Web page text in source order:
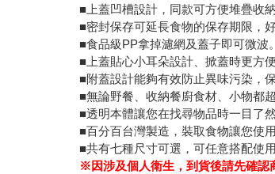
■上蓋凹槽設計，同款可方便堆疊收
■密封保存可延長食物的保存期限，好
■食品級PP拿掉濾網及蓋子即可微波。
■上蓋貼心小耳朵設計、掀蓋時更方便
■附蓋設計能夠有效防止異味污染，
■無論野餐、收納餐廚食材、小物都
■透明本體讓您在找尋物品時一目了
■百分百台灣製造，裝取食物讓您使用
■共有七種尺寸可選，可任意搭配使
※因涉及個人衛生，到貨後請先確認